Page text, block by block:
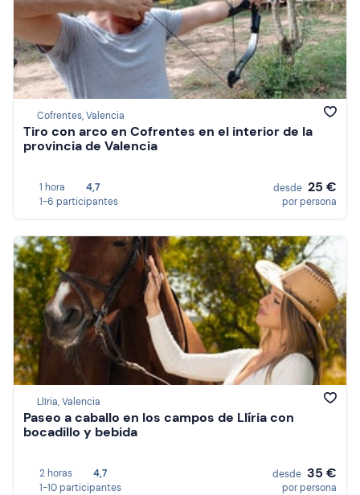
Cofrentes, Valencia
Tiro con arco en Cofrentes en el interior de la
provincia de Valencia
1 hora
4,7
1-6 participantes
desde 25 €
por persona
Llíria, Valencia
Paseo a caballo en los campos de Llíria con
bocadillo y bebida
2 horas
4,7
1-10 participantes
desde 35 €
por persona